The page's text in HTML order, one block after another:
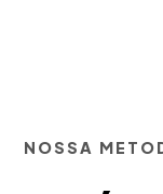
NOSSA